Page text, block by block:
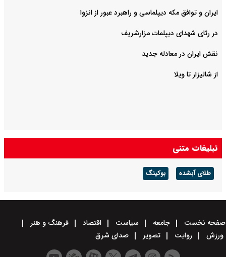
ایران و توافق مکه دیپلماسی و راهبرد عبور از انزوا
در رثای شهدای دیپلمات مزارشریف
نقش ایران در معادله جدید
از شالیزار تا ویلا
تبلیغات متنی
طلای آبشده بوکینگ
صفحه نخست جامعه سیاست اقتصاد
فرهنگ و هنر
ورزش
روایت تصویر صدای شرق